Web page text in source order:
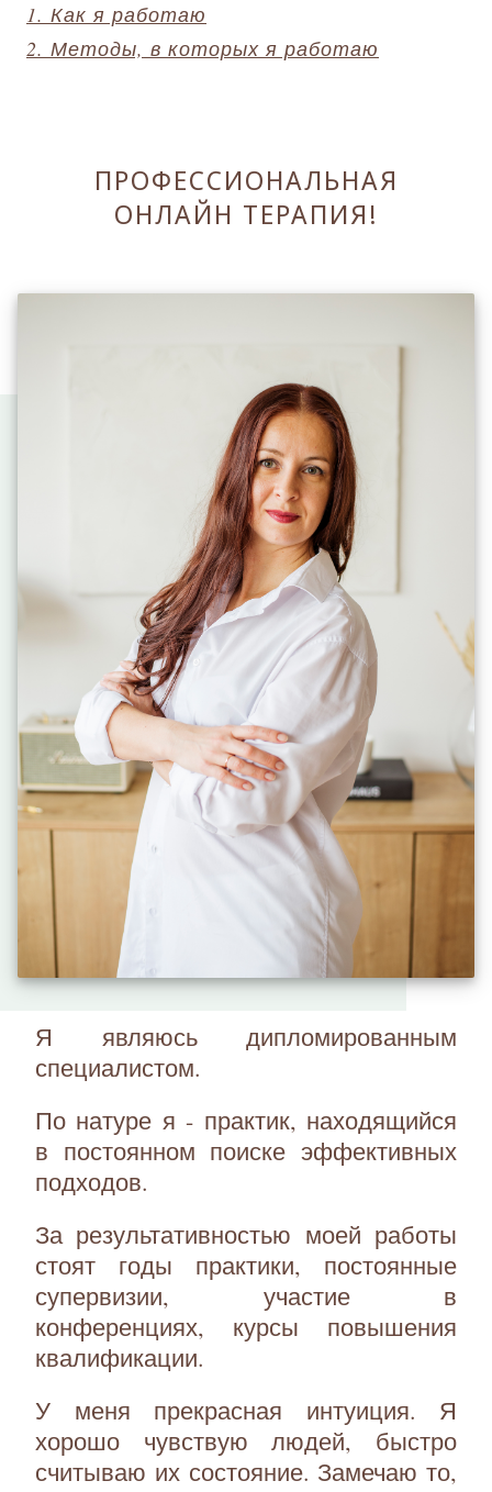
1. Как я работаю
2. Методы, в которых я работаю
ПРОФЕССИОНАЛЬНАЯ
ОНЛАЙН ТЕРАПИЯ!
Я являюсь дипломированным
специалистом.
По натуре я - практик, находящийся
в постоянном поиске эффективных
подходов.
За результативностью моей работы
стоят годы практики, постоянные
супервизии, участие в
конференциях, курсы повышения
квалификации.
У меня прекрасная интуиция. Я
хорошо чувствую людей, быстро
считываю их состояние. Замечаю то,